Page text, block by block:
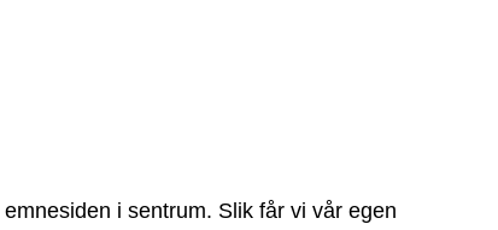
i sentrum. Slik får vi vår egen